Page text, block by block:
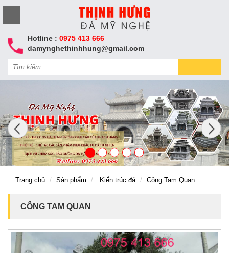
Hotline : 0975 413 666
damynghethinhhung@gmail.com
Trang chủ Sản phẩm Kiến trúc đá Công Tam Quan
CÔNG TAM QUAN